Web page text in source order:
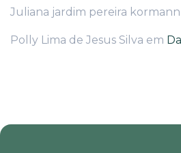
Juliana jardim pereira kormann
Polly Lima de Jesus Silva em